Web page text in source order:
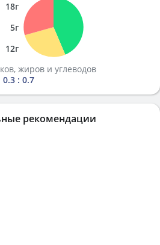
18г
5г
12г
жиров и углеводов
0.3 : 0.7
рекомендации